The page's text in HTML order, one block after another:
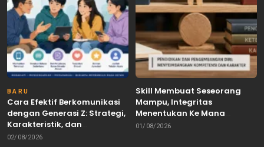
BARU
Cara Efektif Berkomunikasi
dengan Generasi Z: Strategi,
Karakteristik, dan
Tantangannya
02/08/2026
Skill Membuat Seseorang
Mampu, Integritas
Menentukan Ke Mana
Kemampuan Itu Dibawa
01/08/2026